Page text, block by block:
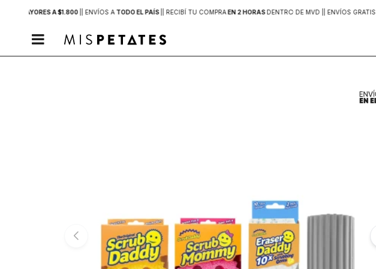
MAYORES A $1.800 | ENVÍOS A TODO EL PAÍS | RECIBÍ TU COMPRAEN 2 HORASDENTRO DE MVD | | ENVÍOS GRATIS
